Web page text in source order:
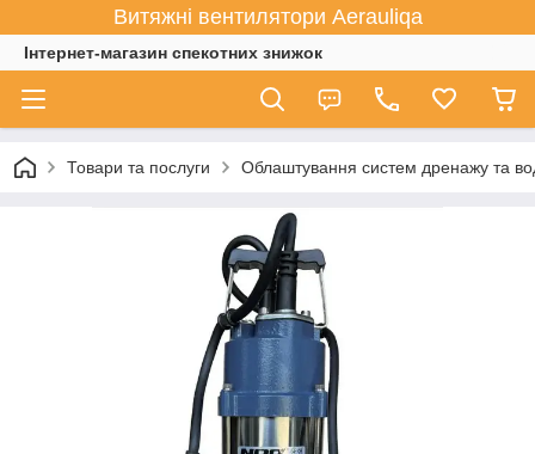
Витяжні вентилятори Aerauliqa
Інтернет-магазин спекотних знижок
Товари та послуги Облаштування систем дренажу та